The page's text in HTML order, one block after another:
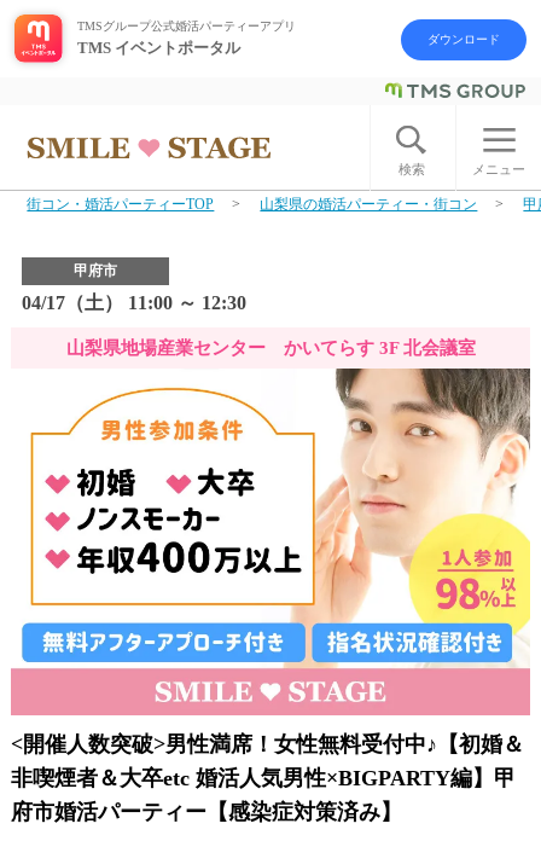
ログイン アカウント登録
今週の婚活パーティー
婚活パーティーの流れ
よくあるご質問
アフターアプローチとは
お問い合わせ
個人情報保護方針launch
子どもの安全基準に関するポリシーlaunch
運営会社launch
公式アカウントで最新情報を配信中！
TMSグループ公式婚活パーティーアプリ
TMS イベントポータル ダウンロード
検索 メニュー
街コン・婚活パーティーTOP 山梨県の婚活パーティー・街コン 甲
甲府市
04/17（土） 11:00 ～ 12:30
山梨県地場産業センター かいてらす 3F 北会議室
<開催人数突破>男性満席！女性無料受付中♪【初婚＆
非喫煙者＆大卒etc 婚活人気男性×BIGPARTY編】甲
府市婚活パーティー【感染症対策済み】